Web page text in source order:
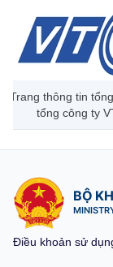
Trang thông tin
tổng công ty
BỘ
Điều khoản sử